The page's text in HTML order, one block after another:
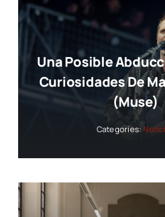
Una Posible
Curiosidades De
(Muse)
Categories: